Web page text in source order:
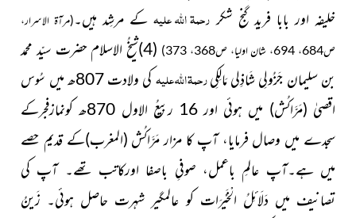
خلیفہ اور بابا فرید گنج شکر رحمۃ اللہ علیہکے مرشِد ہیں۔(مرآۃ الاسرار،
ص684، 694، شان اولیا، ص368، 373)
(4)شیخُ الاسلام حضرت سیّد محمد
بن سلیمان جَزُولِی شَاذِلی مَالِکِیرحمۃ اللہ علیہ
کی ولادت 807ھ میں سُوس
اقصیٰ (مَرَّاکُش)
میں ہوئی اور 16 ربیعُ الاول 870ھ کونمازفجرکے
سجدے میں وصال فرمایا، آپ کا مزار مَرَّاکُش (المغرب)کے قدیم حصے
میں ہے۔آپ عالمِ باعمل، صوفیِ باصفا اورکاتب تھے۔ آپ کی
تصانیف میں دَلَائِلُ الْخَیْرَات کو عالمگیر شہرت حاصل ہوئی۔ زَینُ